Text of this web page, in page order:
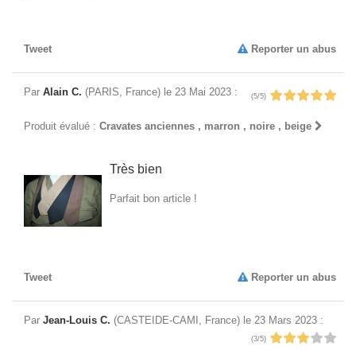
Tweet Reporter un abus
Par Alain C. (PARIS, France) le 23 Mai 2023 : (5/5)
Produit évalué : Cravates anciennes , marron , noire , beige
Très bien
Parfait bon article !
Tweet Reporter un abus
Par Jean-Louis C. (CASTEIDE-CAMI, France) le 23 Mars 2023 :
(3/5)